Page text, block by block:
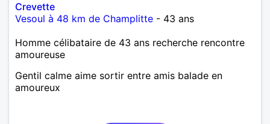
Crevette
Vesoul à 48 km de Champlitte - 43 ans
Homme célibataire de 43 ans recherche rencontre
amoureuse
Gentil calme aime sortir entre amis balade en
amoureux